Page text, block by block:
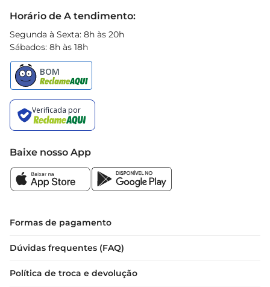
Horário de A tendimento:
Segunda à Sexta: 8h às 20h
Sábados: 8h às 18h
Baixe nosso App
Formas de pagamento
Dúvidas frequentes (FAQ)
Política de troca e devolução